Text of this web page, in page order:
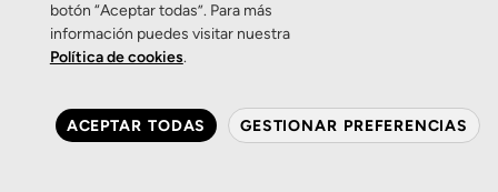
botón “Aceptar todas”. Para más
información puedes visitar nuestra
Política de cookies.
ACEPTAR TODAS GESTIONAR PREFERENCIAS